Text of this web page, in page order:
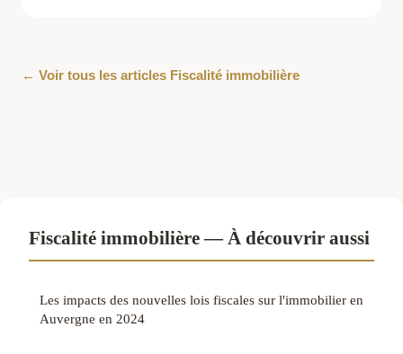
← Voir tous les articles Fiscalité immobilière
Fiscalité immobilière — À découvrir aussi
Les impacts des nouvelles lois fiscales sur l'immobilier en
Auvergne en 2024